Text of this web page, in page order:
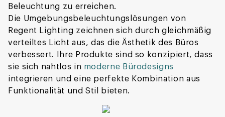
Beleuchtung zu erreichen.
Die Umgebungsbeleuchtungslösungen von
Regent Lighting zeichnen sich durch gleichmäßig
verteiltes Licht aus, das die Ästhetik des Büros
verbessert. Ihre Produkte sind so konzipiert, dass
sie sich nahtlos in moderne Bürodesigns
integrieren und eine perfekte Kombination aus
Funktionalität und Stil bieten.